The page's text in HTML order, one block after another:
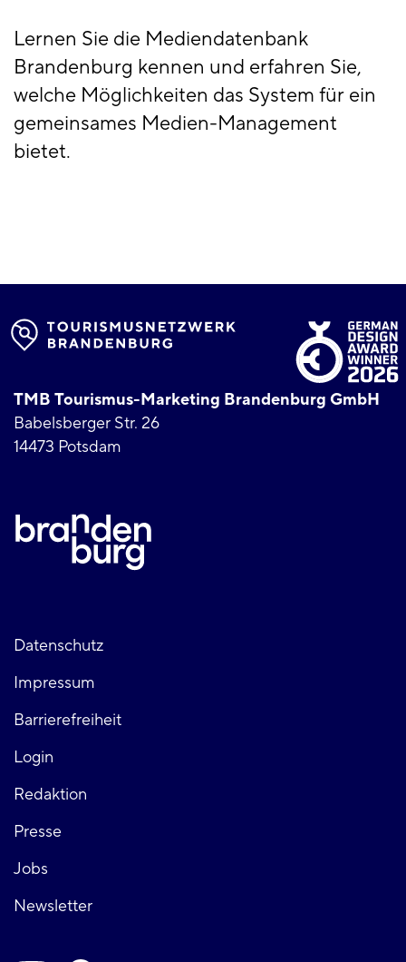
Lernen Sie die Mediendatenbank
Brandenburg kennen und erfahren Sie,
welche Möglichkeiten das System für ein
gemeinsames Medien-Management
bietet.
TMB Tourismus-Marketing Brandenburg GmbH
Babelsberger Str. 26
14473 Potsdam
Fußzeile
links
Datenschutz
Impressum
Barrierefreiheit
Login
Fußzeile
rechts
Redaktion
Presse
Jobs
Newsletter